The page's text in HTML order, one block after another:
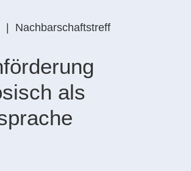
  |
Nachbarschaftstreff
als